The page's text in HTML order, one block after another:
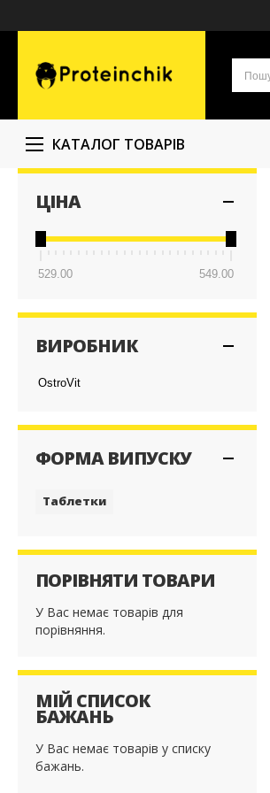
КАТАЛОГ ТОВАРІВ
ЦІНА
529.00 549.00
ВИРОБНИК
OstroVit
ФОРМА ВИПУСКУ
Таблетки
ПОРІВНЯТИ ТОВАРИ
У Вас немає товарів для
порівняння.
МІЙ СПИСОК
БАЖАНЬ
У Вас немає товарів у списку
бажань.